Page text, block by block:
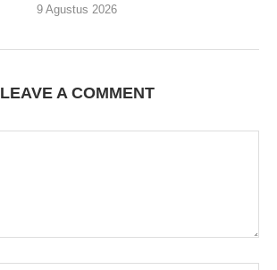
9 Agustus 2026
LEAVE A COMMENT